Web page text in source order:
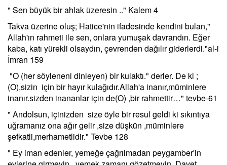
" Sen büyük bir ahlak üzeresin .." Kalem 4
Takva üzerine oluş; Hatice'nin ifadesinde kendini bulan,"
Allah'ın rahmeti ile sen, onlara yumuşak davrandın. Eğer
kaba, katı yürekli olsaydın, çevrenden dağılır giderlerdi."al-i
İmran 159
"O (her söyleneni dinleyen) bir kulaktı." derler. De ki ;
(O),sizin için bir hayır kulağıdır.Allah'a inanır,müminlere
inanır.sizden inananlar için de(O) ,bir rahmettir…" tevbe-61
" Andolsun, içinizden size öyle bir resul geldi ki sıkıntıya
uğramanız ona ağır gelir ,size düşkün ,müminlere
şefkatli,merhametlidir." Tevbe 128
" Ey iman edenler, yemeğe çağrılmadan peygamber'in